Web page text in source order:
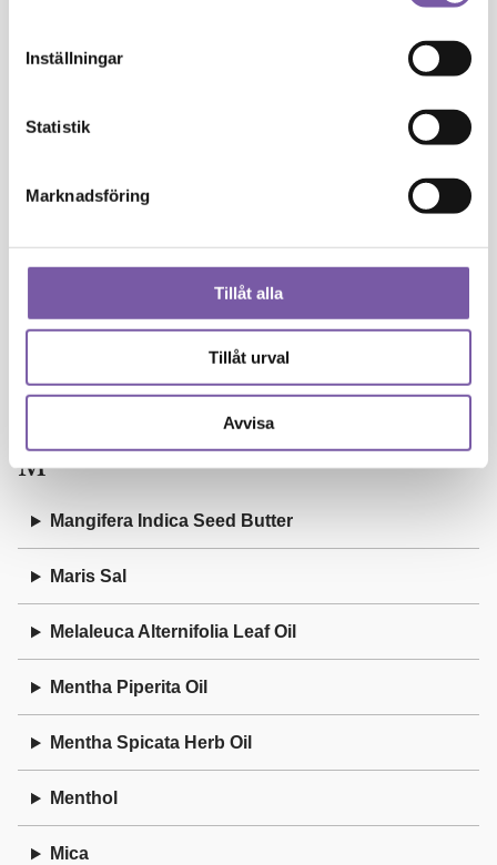
Inställningar
Statistik
Marknadsföring
Tillåt alla
Tillåt urval
Avvisa
Lactic Acid
Lauryl Glucoside
Litsea Cubeba Fruit Oil
M
Mangifera Indica Seed Butter
Maris Sal
Melaleuca Alternifolia Leaf Oil
Mentha Piperita Oil
Mentha Spicata Herb Oil
Menthol
Mica